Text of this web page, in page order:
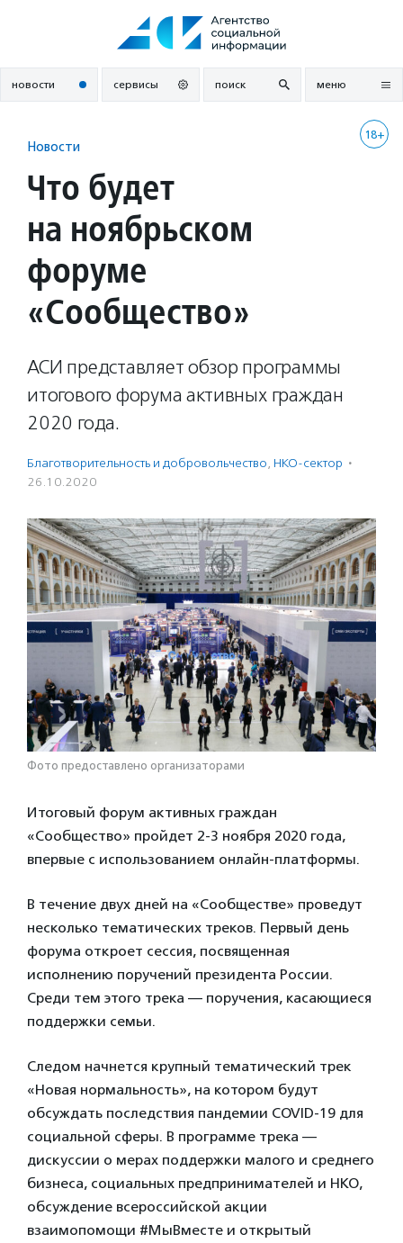
новости сервисы поиск меню
18+
Новости
Что будет
на ноябрьском
форуме
«Сообщество»
АСИ представляет обзор программы
итогового форума активных граждан
2020 года.
Благотвори­тель­ность и доброволь­чест­во, НКО-сектор ·
26.10.2020
Фото предоставлено организаторами
Итоговый форум активных граждан
«Сообщество» пройдет 2-3 ноября 2020 года,
впервые с использованием онлайн-платформы.
В течение двух дней на «Сообществе» проведут
несколько тематических треков. Первый день
форума откроет сессия, посвященная
исполнению поручений президента России.
Среди тем этого трека — поручения, касающиеся
поддержки семьи.
Следом начнется крупный тематический трек
«Новая нормальность», на котором будут
обсуждать последствия пандемии COVID-19 для
социальной сферы. В программе трека —
дискуссии о мерах поддержки малого и среднего
бизнеса, социальных предпринимателей и НКО,
обсуждение всероссийской акции
взаимопомощи #МыВместе и открытый